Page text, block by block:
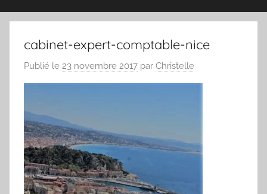
cabinet-expert-comptable-nice
Publié le 23 novembre 2017 par Christelle